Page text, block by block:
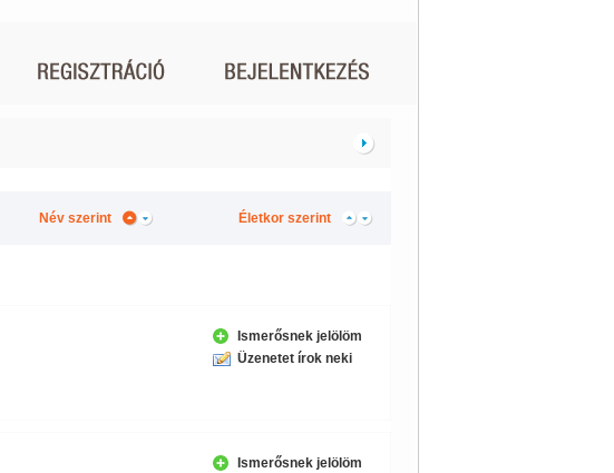
Név szerint Életkor szerint
Ismerősnek jelölöm
Üzenetet írok neki
Ismerősnek jelölöm